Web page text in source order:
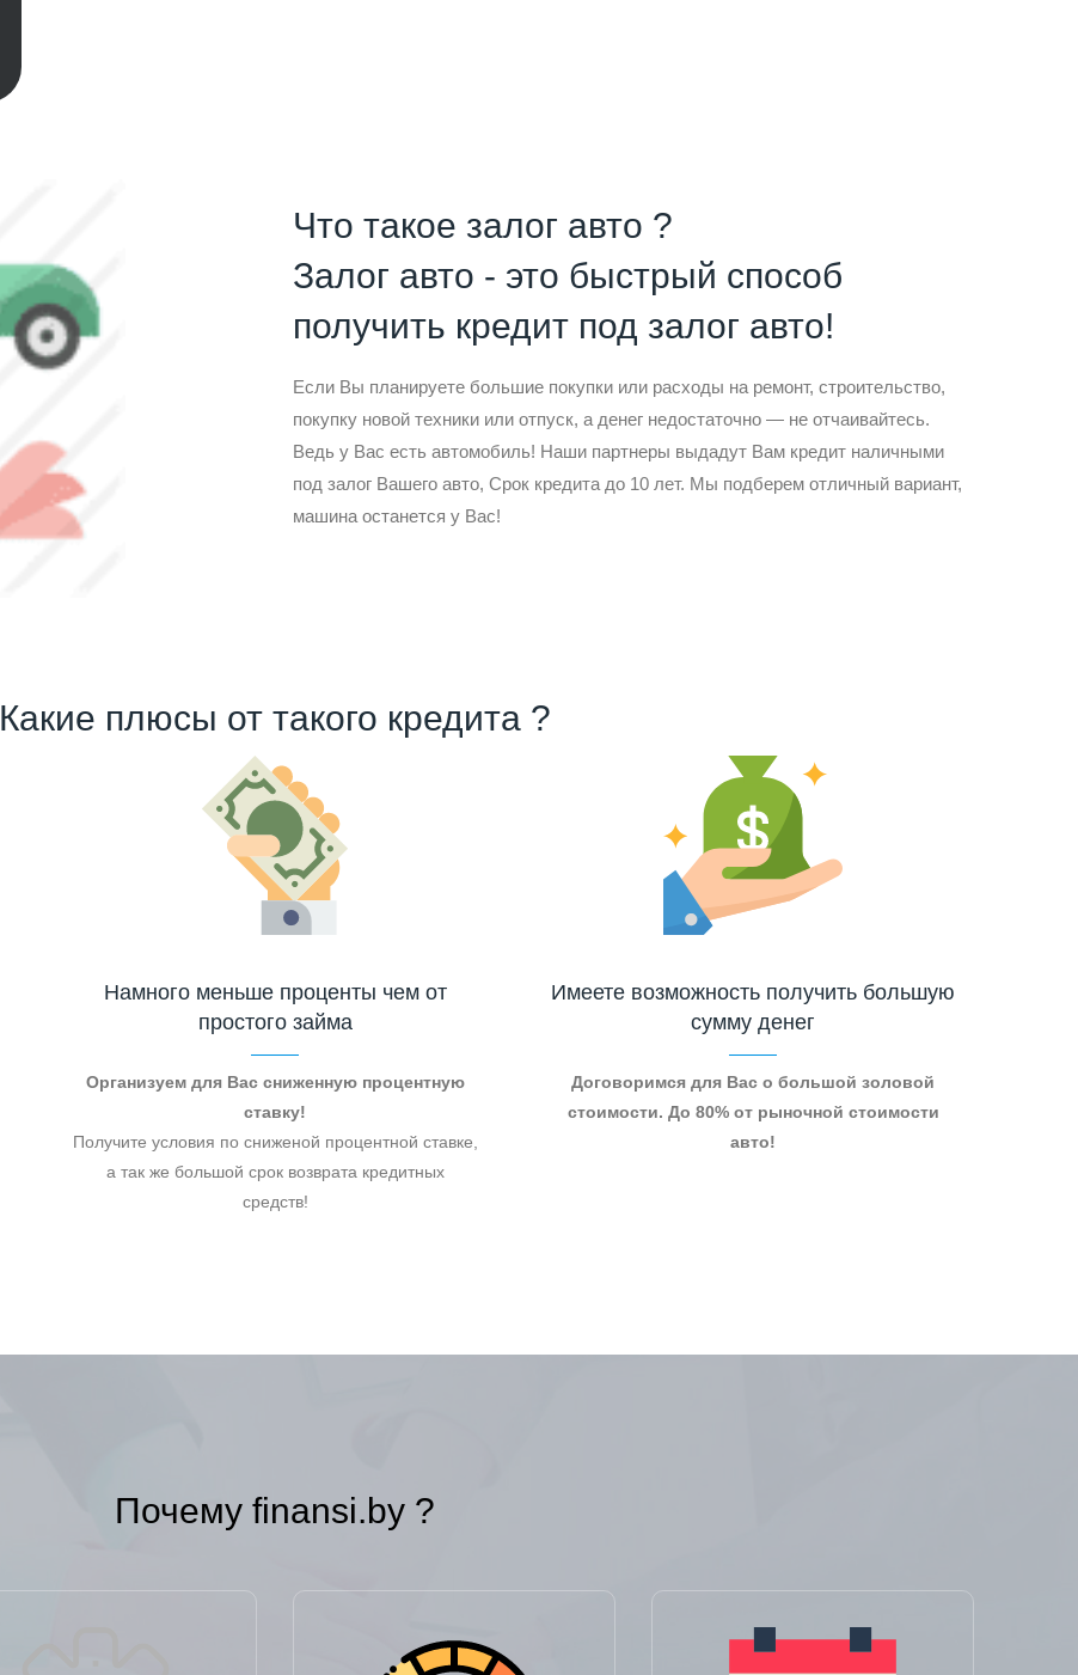
Что такое залог авто ?
Залог авто - это быстрый способ
получить кредит под залог авто!
Если Вы планируете большие покупки или расходы на ремонт, строительство,
покупку новой техники или отпуск, а денег недостаточно — не отчаивайтесь.
Ведь у Вас есть автомобиль! Наши партнеры выдадут Вам кредит наличными
под залог Вашего авто, Срок кредита до 10 лет. Мы подберем отличный вариант,
машина останется у Вас!
Какие плюсы от такого кредита ?
Намного меньше проценты чем от
простого займа
Организуем для Вас сниженную процентную
ставку!
Получите условия по сниженой процентной ставке,
а так же большой срок возврата кредитных
средств!
Имеете возможность получить большую
сумму денег
Договоримся для Вас о большой золовой
стоимости. До 80% от рыночной стоимости
авто!
Почему finansi.by ?